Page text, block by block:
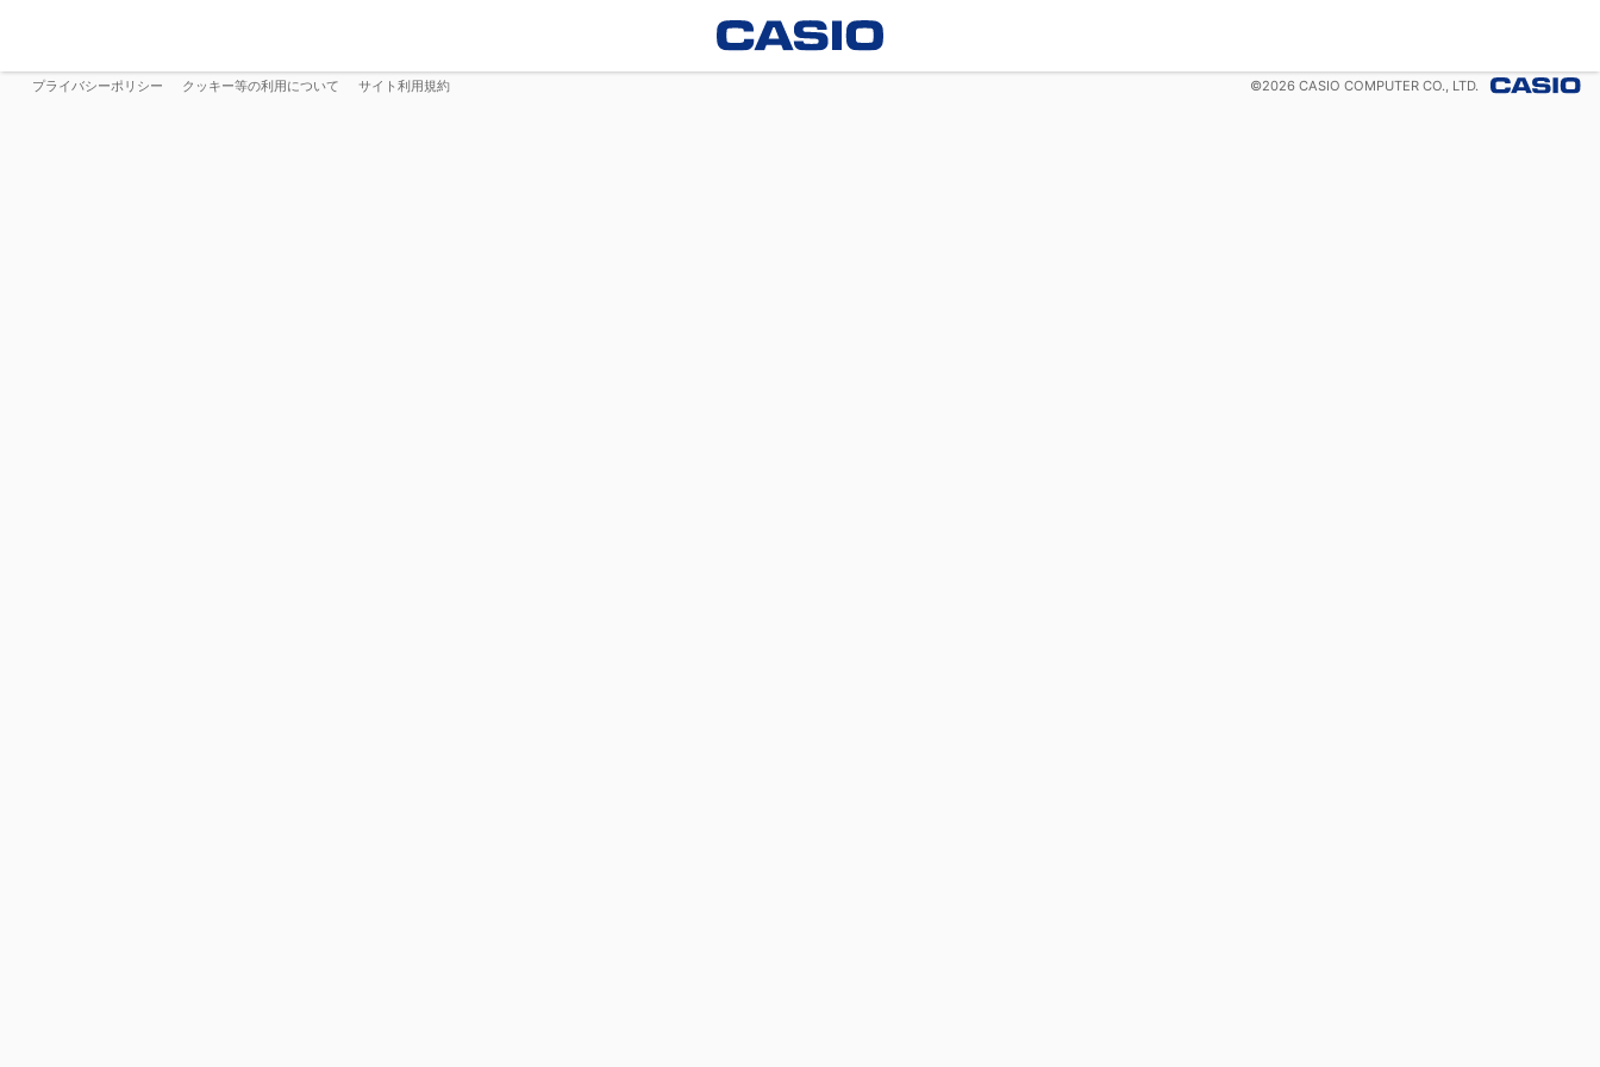
プライバシーポリシー クッキー等の利用について サイト利用規約 ©2026 CASIO COMPUTER CO., LTD.